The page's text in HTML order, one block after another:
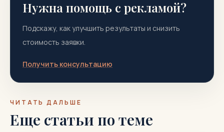
Нужна помощь с рекламой?
Подскажу, как улучшить результаты и снизить
стоимость заявки.
Получить консультацию
ЧИТАТЬ ДАЛЬШЕ
Еще статьи по теме